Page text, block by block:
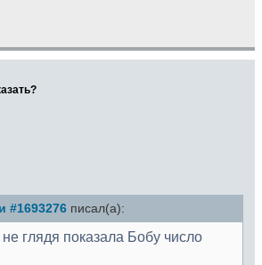
#1693276 писал(а):
глядя показала Бобу число